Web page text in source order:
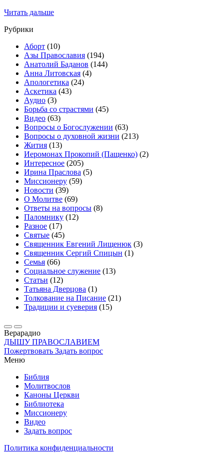
Читать дальше
Рубрики
Аборт (10)
Азы Православия (194)
Анатолий Баданов (144)
Анна Литовская (4)
Апологетика (24)
Аскетика (43)
Аудио (3)
Борьба со страстями (45)
Видео (63)
Вопросы о Богослужении (63)
Вопросы о духовной жизни (213)
Жития (13)
Иеромонах Прокопий (Пащенко) (2)
Интересное (205)
Ирина Праслова (5)
Миссионеру (59)
Новости (39)
О Молитве (69)
Ответы на вопросы (8)
Паломнику (12)
Разное (17)
Святые (45)
Священник Евгений Лищенюк (3)
Священник Сергий Спицын (1)
Семья (66)
Социальное служение (13)
Статьи (12)
Татьяна Дверцова (1)
Толкование на Писание (21)
Традиции и суеверия (15)
Верарадио
ДЫШУ ПРАВОСЛАВИЕМ
Пожертвовать Задать вопрос
Меню
Библия
Молитвослов
Каноны Церкви
Библиотека
Миссионеру
Видео
Задать вопрос
Политика конфиденциальности